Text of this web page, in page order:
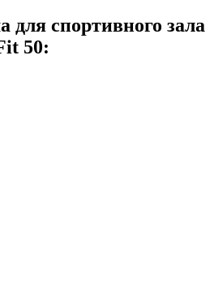
для спортивного зала
50: